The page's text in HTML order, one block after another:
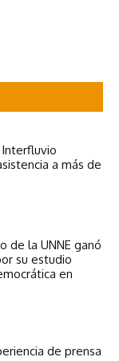
a más de
de la UNNE ganó
su estudio
en
de prensa